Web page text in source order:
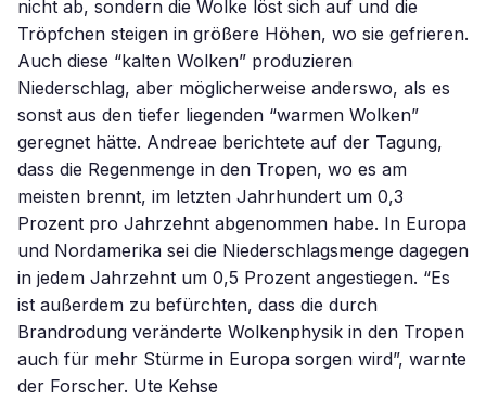
nicht ab, sondern die Wolke löst sich auf und die
Tröpfchen steigen in größere Höhen, wo sie gefrieren.
Auch diese “kalten Wolken” produzieren
Niederschlag, aber möglicherweise anderswo, als es
sonst aus den tiefer liegenden “warmen Wolken”
geregnet hätte. Andreae berichtete auf der Tagung,
dass die Regenmenge in den Tropen, wo es am
meisten brennt, im letzten Jahrhundert um 0,3
Prozent pro Jahrzehnt abgenommen habe. In Europa
und Nordamerika sei die Niederschlagsmenge dagegen
in jedem Jahrzehnt um 0,5 Prozent angestiegen. “Es
ist außerdem zu befürchten, dass die durch
Brandrodung veränderte Wolkenphysik in den Tropen
auch für mehr Stürme in Europa sorgen wird”, warnte
der Forscher. Ute Kehse